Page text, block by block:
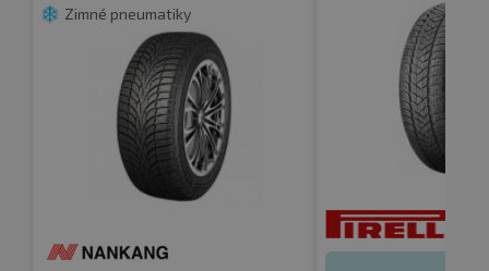
Zimné pneumatiky